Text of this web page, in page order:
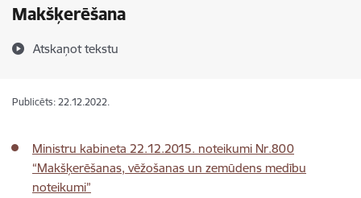
Makšķerēšana
Atskaņot tekstu
Publicēts: 22.12.2022.
Ministru kabineta 22.12.2015. noteikumi Nr.800
“Makšķerēšanas, vēžošanas un zemūdens medību
noteikumi”